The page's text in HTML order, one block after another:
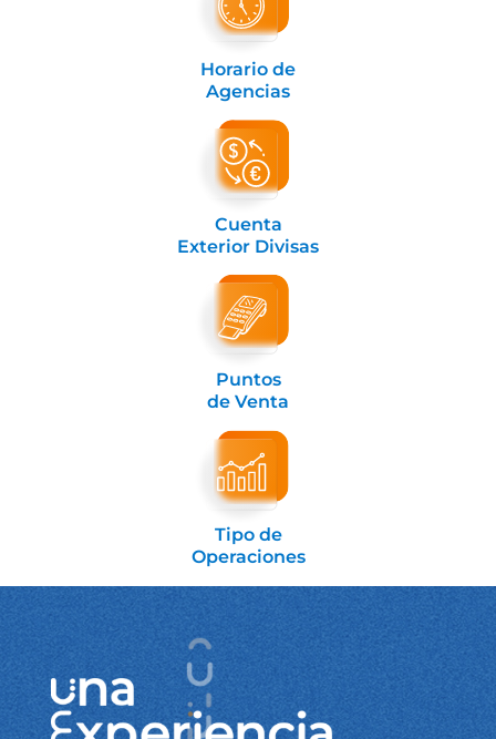
Horario de
Agencias
Cuenta
Exterior Divisas
Puntos
de Venta
Tipo de
Operaciones